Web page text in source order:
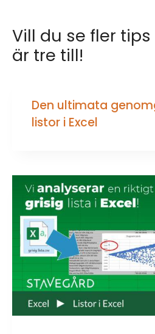
Vill du se fler tips
är tre till!
Den ultimata
listor i Excel